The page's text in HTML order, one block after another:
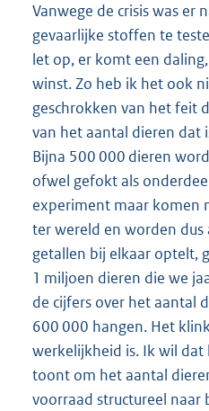
Vanwege de crisis was er
gevaarlijke stoffen te
let op, er komt een
winst. Zo heb ik het ook
geschrokken van het feit
van het aantal dieren dat
Bijna 500 000 dieren
ofwel gefokt als
experiment maar komen
ter wereld en worden dus
getallen bij elkaar optelt,
1 miljoen dieren die we
de cijfers over het aantal
600 000 hangen. Het
werkelijkheid is. Ik wil
toont om het aantal
voorraad structureel naar